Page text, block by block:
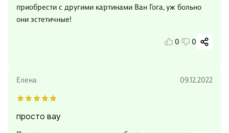
приобрести с другими картинами Ван Гога, уж больно
они эстетичные!
0 0
Елена 09.12.2022
просто вау